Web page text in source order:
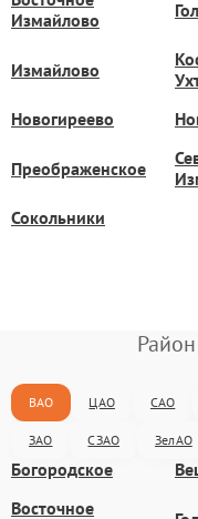
Измайлово
Измайлово
Новогиреево
Преображенское
Сокольники
ВАО ЦАО САО
ЗАО СЗАО ЗелАО
Богородское
Восточное